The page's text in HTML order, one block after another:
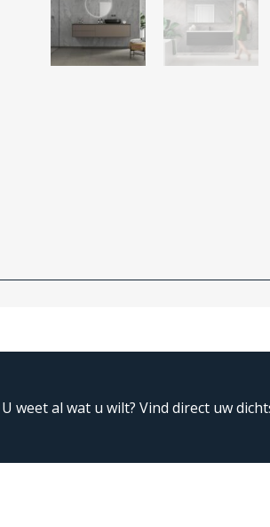
U weet al wat u wilt? Vind direct uw